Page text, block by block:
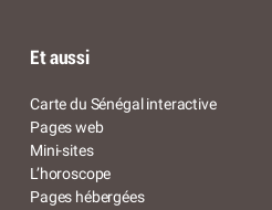
Et aussi
Carte du Sénégal interactive
Pages web
Mini-sites
L’horoscope
Pages hébergées